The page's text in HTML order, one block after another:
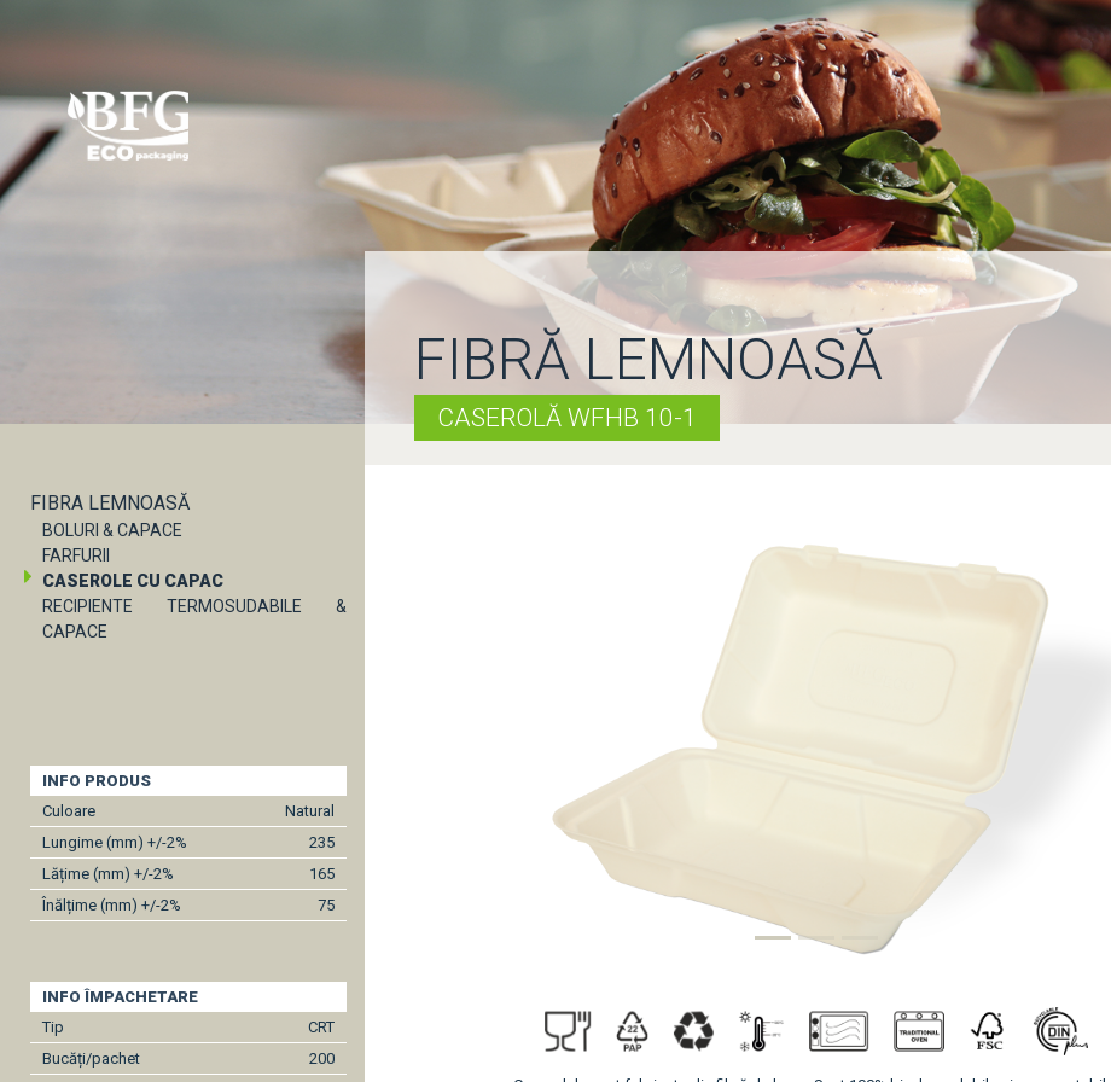
FIBRĂ LEMNOASĂ
CASEROLĂ WFHB 10-1
FIBRA LEMNOASĂ
BOLURI & CAPACE
FARFURII
CASEROLE CU CAPAC
RECIPIENTE TERMOSUDABILE &
CAPACE
INFO PRODUS
Culoare
Natural
Lungime (mm) +/-2%
235
Lățime (mm) +/-2%
165
Înălțime (mm) +/-2%
75
INFO ÎMPACHETARE
Tip
CRT
Bucăți/pachet
200